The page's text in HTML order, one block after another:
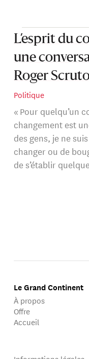
L’esprit du
une
Roger
Politique
« Pour quelqu’un
changement est
des gens, je ne
changer ou de
de s’établir
Le Grand Continent
À propos
Offre
Accueil